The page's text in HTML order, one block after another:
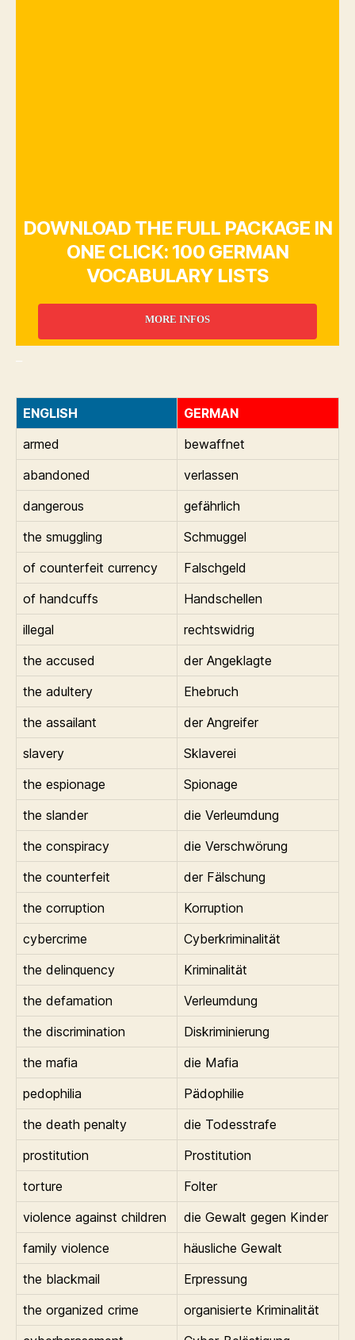
DOWNLOAD THE FULL PACKAGE IN
ONE CLICK: 100 GERMAN
VOCABULARY LISTS
MORE INFOS
ENGLISH
GERMAN
armed
bewaffnet
abandoned
verlassen
dangerous
gefährlich
the smuggling
Schmuggel
of counterfeit currency
Falschgeld
of handcuffs
Handschellen
illegal
rechtswidrig
the accused
der Angeklagte
the adultery
Ehebruch
the assailant
der Angreifer
slavery
Sklaverei
the espionage
Spionage
the slander
die Verleumdung
the conspiracy
die Verschwörung
the counterfeit
der Fälschung
the corruption
Korruption
cybercrime
Cyberkriminalität
the delinquency
Kriminalität
the defamation
Verleumdung
the discrimination
Diskriminierung
the mafia
die Mafia
pedophilia
Pädophilie
the death penalty
die Todesstrafe
prostitution
Prostitution
torture
Folter
violence against children
die Gewalt gegen Kinder
family violence
häusliche Gewalt
the blackmail
Erpressung
the organized crime
organisierte Kriminalität